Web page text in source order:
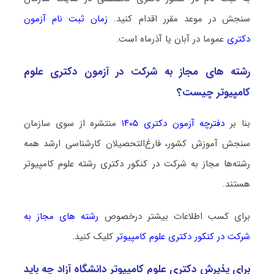
سنجش در موعد مقرر اقدام کنید. زمان ثبت نام آزمون
دکتری عموما در آبان یا آذرماه است.
رشته­ های مجاز به شرکت در آزمون دکتری ﻋﻠﻮم
ﻛﺎﻣﭙﻴﻮﺗﺮ چیست؟
بنا بر دفترچه آزمون دکتری ۱۴۰۵
منتشره از سوی سازمان
سنجش آموزش کشور، فارغ‌التحصیلان کارشناسی ارشد همه
رشته‌ها مجاز به شرکت در کنکور دکتری رشته ﻋﻠﻮم ﻛﺎﻣﭙﻴﻮﺗﺮ
هستند.
برای کسب اطلاعات بیشتر درخصوص رشته های مجاز به
شرکت در کنکور دکتری ﻋﻠﻮم ﻛﺎﻣﭙﻴﻮﺗﺮ کلیک کنید.
برای پذیرش دکتری ﻋﻠﻮم ﻛﺎﻣﭙﻴﻮﺗﺮ دانشگاه آزاد چه باید